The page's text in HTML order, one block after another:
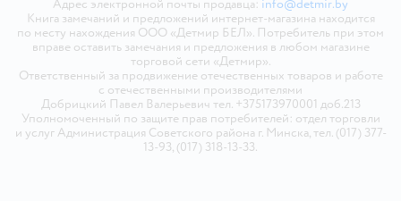
Адрес электронной почты продавца: info@detmir.by
Книга замечаний и предложений интернет-магазина находится
по месту нахождения ООО «Детмир БЕЛ». Потребитель при этом
вправе оставить замечания и предложения в любом магазине
торговой сети «Детмир».
Ответственный за продвижение отечественных товаров и работе
с отечественными производителями
Добрицкий Павел Валерьевич тел. +375173970001 доб.213
Уполномоченный по защите прав потребителей: отдел торговли
и услуг Администрация Советского района г. Минска, тел. (017) 377-
13-93, (017) 318-13-33.